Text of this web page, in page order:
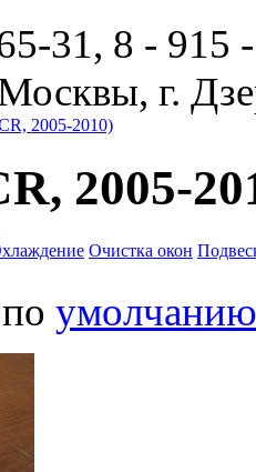
31, 8 - 915
г.
2005-2010)
2005-
Очистка окон
умолчанию